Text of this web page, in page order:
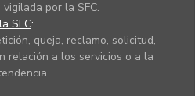
por la SFC.
SFC:
queja, reclamo, solicitud,
relación a los servicios o a la